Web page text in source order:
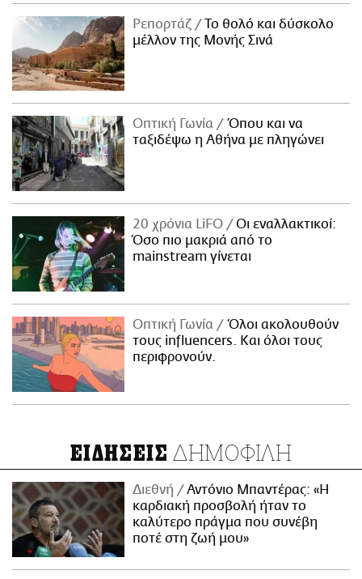
Ρεπορτάζ
Το θολό και δύσκολο
μέλλον της Μονής Σινά
Οπτική Γωνία
Όπου και να
ταξιδέψω η Αθήνα με πληγώνει
20 χρόνια LiFO
Οι εναλλακτικοί:
Όσο πιο μακριά από το
mainstream γίνεται
Οπτική Γωνία
Όλοι ακολουθούν
τους influencers. Και όλοι τους
περιφρονούν.
ΕΙΔΗΣΕΙΣ ΔΗΜΟΦΙΛΗ
Διεθνή
Αντόνιο Μπαντέρας: «Η
καρδιακή προσβολή ήταν το
καλύτερο πράγμα που συνέβη
ποτέ στη ζωή μου»